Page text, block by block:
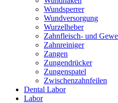
Wundsperrer
Wundversorgung
Wurzelheber
Zahnfleisch- und
Zahnreiniger
Zangen
Zungendrücker
Zungenspatel
Zwischenzahnfeilen
Dental Labor
Labor